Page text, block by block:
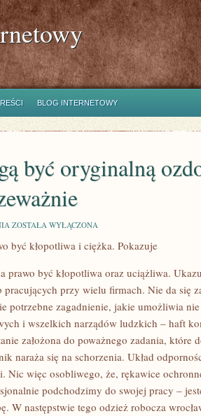
BLOG INTERNETOWY
być oryginalną
KWIATY
BYĆ
ORYGINALNĄ
DOMU.
NIESTETY
PRZEWAŻNIE
ZOSTAŁA WYŁĄCZONA
być kłopotliwa i ciężka. Pokazuje
prawo być kłopotliwa oraz uciążliwa.
pracujących przy wielu firmach. Nie da się
potrzebne zagadnienie, jakie umożliwia
i wszelkich narządów ludzkich – haft
założona do poważnego zadania, które
naraża się na schorzenia. Układ
Nic więc osobliwego, że, rękawice
podchodzimy do swojej pracy –
W następstwie tego odzież robocza